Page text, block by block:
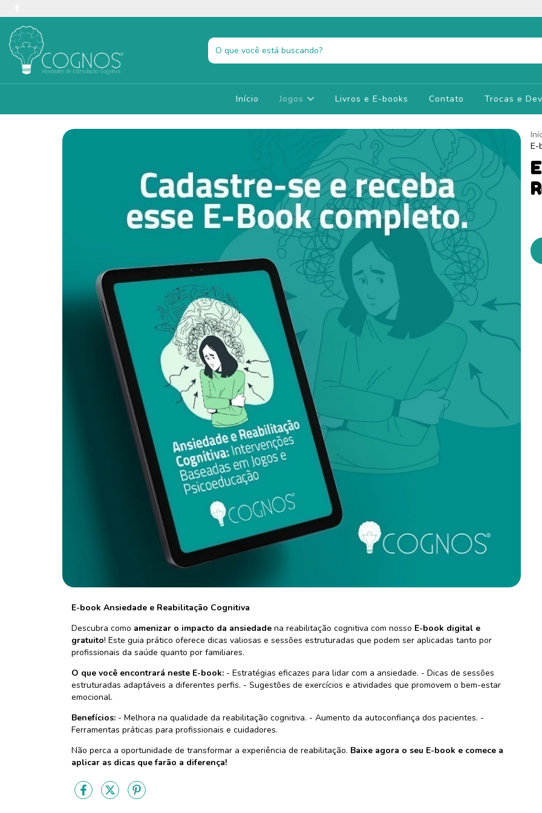
Início Jogos Livros e E-books Contato Trocas e
E-book Ansiedade e Reabilitação Cognitiva
Descubra como amenizar o impacto da ansiedade na reabilitação cognitiva com nosso E-book digital e
gratuito! Este guia prático oferece dicas valiosas e sessões estruturadas que podem ser aplicadas tanto por
profissionais da saúde quanto por familiares.
O que você encontrará neste E-book: - Estratégias eficazes para lidar com a ansiedade. - Dicas de sessões
estruturadas adaptáveis a diferentes perfis. - Sugestões de exercícios e atividades que promovem o bem-estar
emocional.
Benefícios: - Melhora na qualidade da reabilitação cognitiva. - Aumento da autoconfiança dos pacientes. -
Ferramentas práticas para profissionais e cuidadores.
Não perca a oportunidade de transformar a experiência de reabilitação. Baixe agora o seu E-book e comece a
aplicar as dicas que farão a diferença!
E-